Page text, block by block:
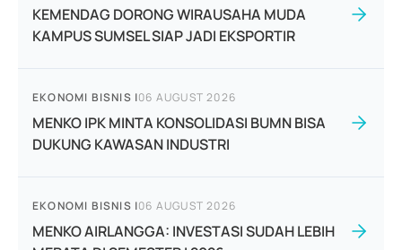
KEMENDAG DORONG WIRAUSAHA MUDA
KAMPUS SUMSEL SIAP JADI EKSPORTIR
EKONOMI BISNIS |06 AUGUST 2026
MENKO IPK MINTA KONSOLIDASI BUMN BISA
DUKUNG KAWASAN INDUSTRI
EKONOMI BISNIS |06 AUGUST 2026
MENKO AIRLANGGA: INVESTASI SUDAH LEBIH